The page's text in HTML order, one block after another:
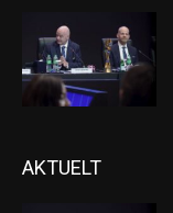
AKTUELT